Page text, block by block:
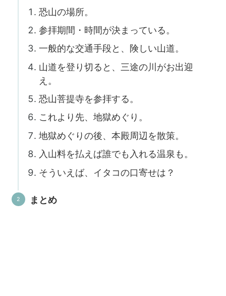
恐山の場所。
参拝期間・時間が決まっている。
一般的な交通手段と、険しい山道。
山道を登り切ると、三途の川がお出迎
え。
恐山菩提寺を参拝する。
これより先、地獄めぐり。
地獄めぐりの後、本殿周辺を散策。
入山料を払えば誰でも入れる温泉も。
そういえば、イタコの口寄せは？
まとめ